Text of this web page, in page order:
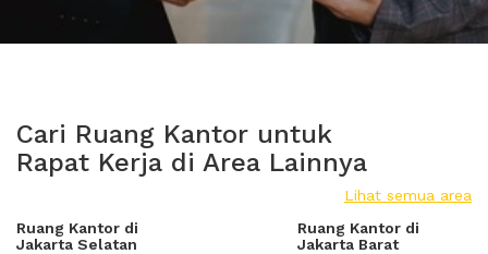
Cari Ruang Kantor untuk
Rapat Kerja di Area Lainnya
Lihat semua area
Ruang Kantor di
Jakarta Selatan
Ruang Kantor di
Jakarta Barat